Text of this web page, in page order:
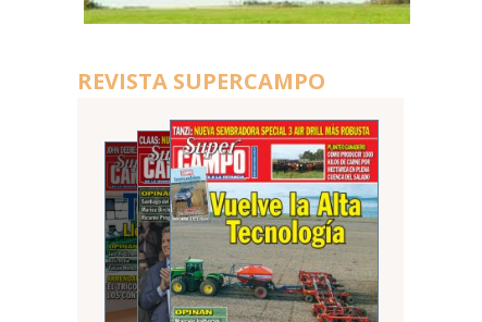
REVISTA SUPERCAMPO